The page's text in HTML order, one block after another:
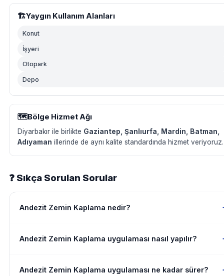
🏗️Yaygın Kullanım Alanları
Konut
İşyeri
Otopark
Depo
🗺️Bölge Hizmet Ağı
Diyarbakır ile birlikte Gaziantep, Şanlıurfa, Mardin, Batman,
Adıyaman illerinde de aynı kalite standardında hizmet veriyoruz.
❓ Sıkça Sorulan Sorular
Andezit Zemin Kaplama nedir?
Andezit Zemin Kaplama uygulaması nasıl yapılır?
Andezit Zemin Kaplama uygulaması ne kadar sürer?